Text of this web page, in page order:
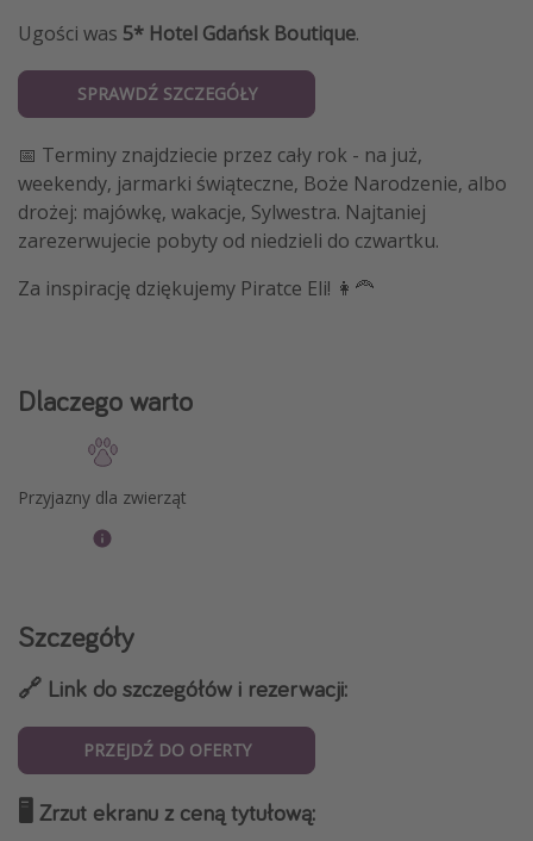
Ugości was 5* Hotel Gdańsk Boutique.
SPRAWDŹ SZCZEGÓŁY
📅 Terminy znajdziecie przez cały rok - na już,
weekendy, jarmarki świąteczne, Boże Narodzenie, albo
drożej: majówkę, wakacje, Sylwestra. Najtaniej
zarezerwujecie pobyty od niedzieli do czwartku.
Za inspirację dziękujemy Piratce Eli! 👩‍🦰
Dlaczego warto
Przyjazny dla zwierząt
Szczegóły
🔗 Link do szczegółów i rezerwacji:
PRZEJDŹ DO OFERTY
🖥️ Zrzut ekranu z ceną tytułową: